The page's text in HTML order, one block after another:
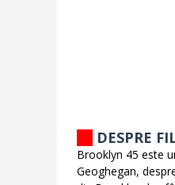
DESPRE
Brooklyn 45 este
Geoghegan,